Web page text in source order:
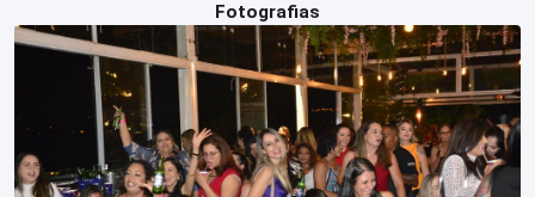
Fotografias